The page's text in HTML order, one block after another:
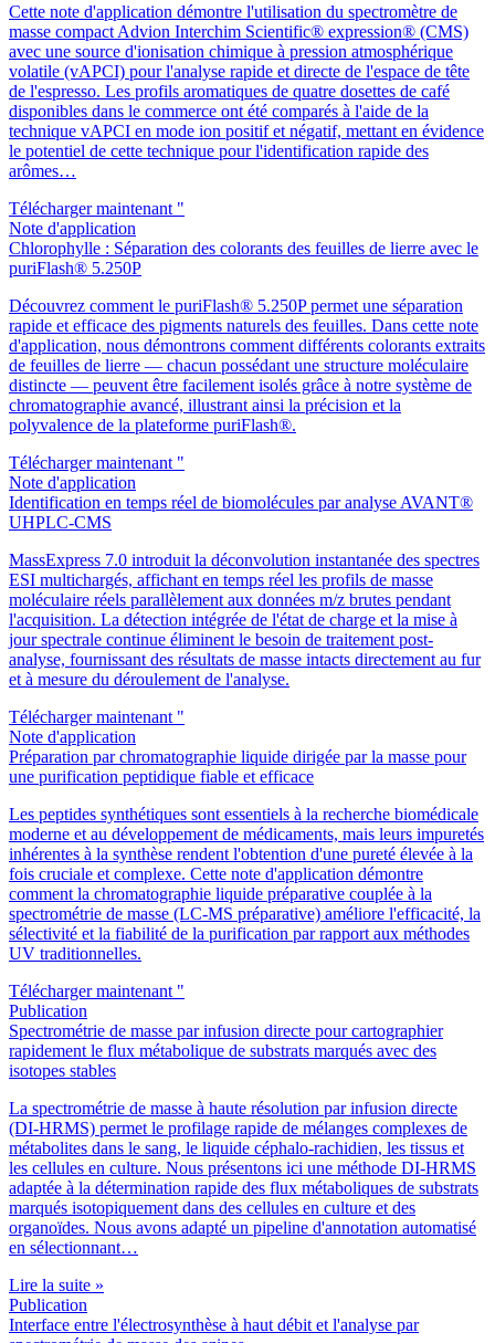
Cette note d'application démontre l'utilisation du spectromètre de
masse compact Advion Interchim Scientific® expression® (CMS)
avec une source d'ionisation chimique à pression atmosphérique
volatile (vAPCI) pour l'analyse rapide et directe de l'espace de tête
de l'espresso. Les profils aromatiques de quatre dosettes de café
disponibles dans le commerce ont été comparés à l'aide de la
technique vAPCI en mode ion positif et négatif, mettant en évidence
le potentiel de cette technique pour l'identification rapide des
arômes…
Télécharger maintenant "
Note d'application
Chlorophylle : Séparation des colorants des feuilles de lierre avec le
puriFlash® 5.250P
Découvrez comment le puriFlash® 5.250P permet une séparation
rapide et efficace des pigments naturels des feuilles. Dans cette note
d'application, nous démontrons comment différents colorants extraits
de feuilles de lierre — chacun possédant une structure moléculaire
distincte — peuvent être facilement isolés grâce à notre système de
chromatographie avancé, illustrant ainsi la précision et la
polyvalence de la plateforme puriFlash®.
Télécharger maintenant "
Note d'application
Identification en temps réel de biomolécules par analyse AVANT®
UHPLC-CMS
MassExpress 7.0 introduit la déconvolution instantanée des spectres
ESI multichargés, affichant en temps réel les profils de masse
moléculaire réels parallèlement aux données m/z brutes pendant
l'acquisition. La détection intégrée de l'état de charge et la mise à
jour spectrale continue éliminent le besoin de traitement post-
analyse, fournissant des résultats de masse intacts directement au fur
et à mesure du déroulement de l'analyse.
Télécharger maintenant "
Note d'application
Préparation par chromatographie liquide dirigée par la masse pour
une purification peptidique fiable et efficace
Les peptides synthétiques sont essentiels à la recherche biomédicale
moderne et au développement de médicaments, mais leurs impuretés
inhérentes à la synthèse rendent l'obtention d'une pureté élevée à la
fois cruciale et complexe. Cette note d'application démontre
comment la chromatographie liquide préparative couplée à la
spectrométrie de masse (LC-MS préparative) améliore l'efficacité, la
sélectivité et la fiabilité de la purification par rapport aux méthodes
UV traditionnelles.
Télécharger maintenant "
Publication
Spectrométrie de masse par infusion directe pour cartographier
rapidement le flux métabolique de substrats marqués avec des
isotopes stables
La spectrométrie de masse à haute résolution par infusion directe
(DI-HRMS) permet le profilage rapide de mélanges complexes de
métabolites dans le sang, le liquide céphalo-rachidien, les tissus et
les cellules en culture. Nous présentons ici une méthode DI-HRMS
adaptée à la détermination rapide des flux métaboliques de substrats
marqués isotopiquement dans des cellules en culture et des
organoïdes. Nous avons adapté un pipeline d'annotation automatisé
en sélectionnant…
Lire la suite »
Publication
Interface entre l'électrosynthèse à haut débit et l'analyse par